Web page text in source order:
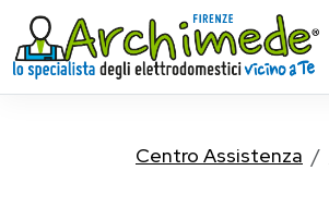
Centro Assistenza